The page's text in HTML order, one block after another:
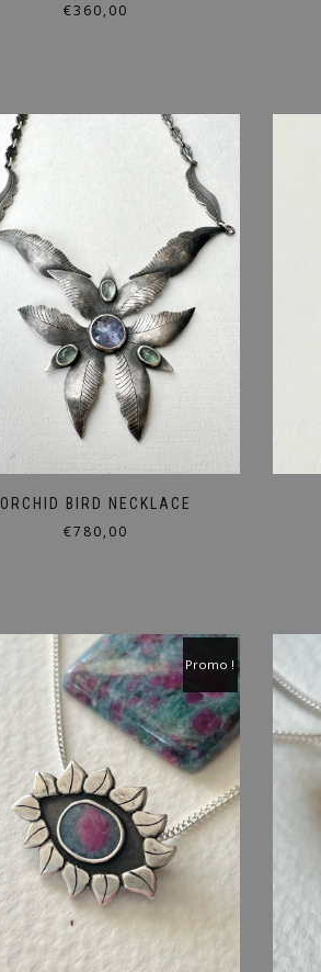
€360,00
ORCHID BIRD NECKLACE
€780,00
Promo !